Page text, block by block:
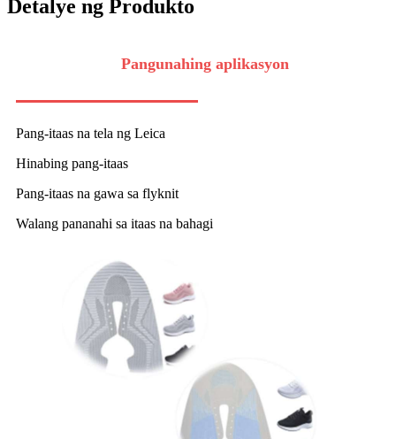
Detalye ng Produkto
Pangunahing aplikasyon
Pang-itaas na tela ng Leica
Hinabing pang-itaas
Pang-itaas na gawa sa flyknit
Walang pananahi sa itaas na bahagi